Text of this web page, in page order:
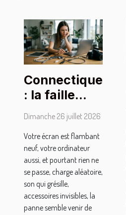
Connectique
: la faille
inattendue
qui bloque
vos outils
high-tech
Dimanche 26 juillet 2026
Votre écran est flambant
neuf, votre ordinateur
aussi, et pourtant rien ne
se passe, charge aléatoire,
son qui grésille,
accessoires invisibles, la
panne semble venir de